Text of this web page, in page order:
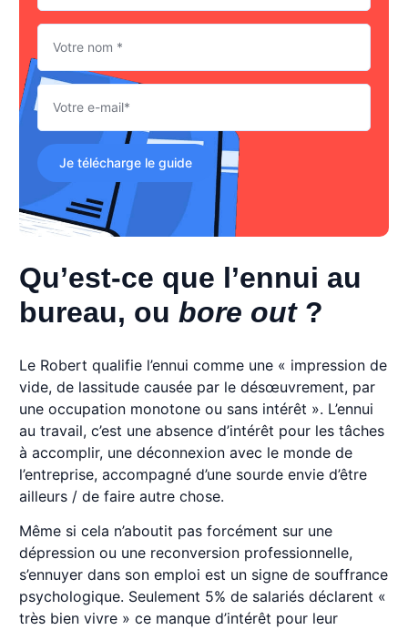
Je télécharge le guide
Qu’est-ce que l’ennui au
bureau, ou bore out?
Le Robert qualifie l’ennui comme une « impression de
vide, de lassitude causée par le désœuvrement, par
une occupation monotone ou sans intérêt ». L’ennui
au travail, c’est une absence d’intérêt pour les tâches
à accomplir, une déconnexion avec le monde de
l’entreprise, accompagné d’une sourde envie d’être
ailleurs / de faire autre chose.
Même si cela n’aboutit pas forcément sur une
dépression ou une reconversion professionnelle,
s’ennuyer dans son emploi est un signe de souffrance
psychologique. Seulement 5% de salariés déclarent «
très bien vivre » ce manque d’intérêt pour leur